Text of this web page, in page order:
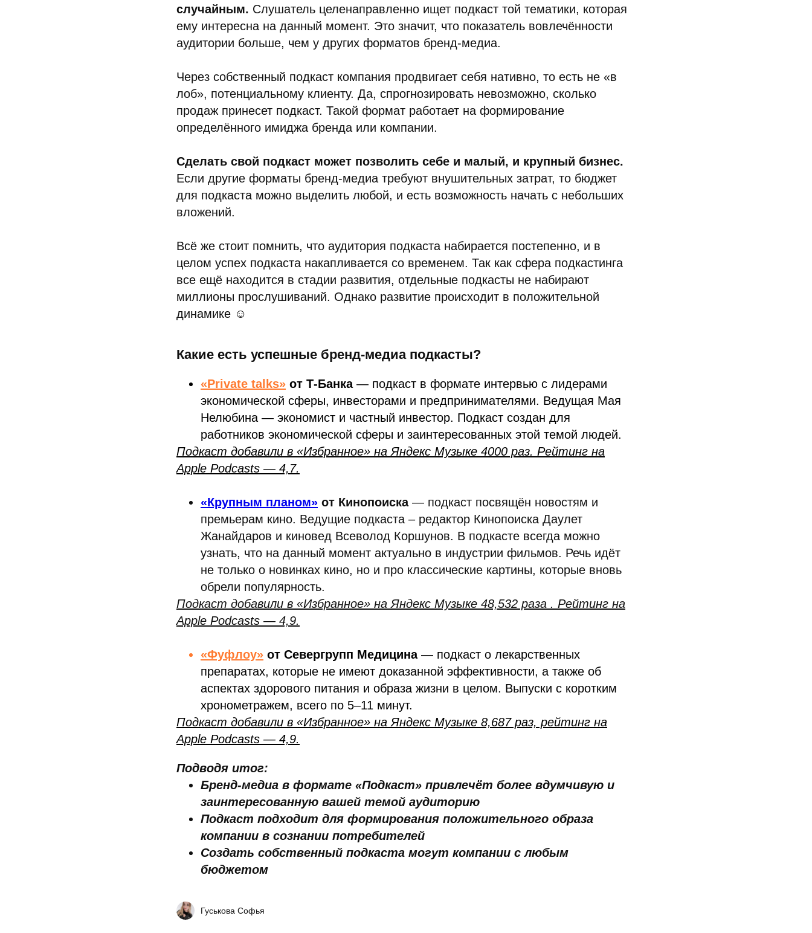
случайным. Слушатель целенаправленно ищет подкаст той тематики, которая
ему интересна на данный момент. Это значит, что показатель вовлечённости
аудитории больше, чем у других форматов бренд-медиа.
Через собственный подкаст компания продвигает себя нативно, то есть не «в
лоб», потенциальному клиенту. Да, спрогнозировать невозможно, сколько
продаж принесет подкаст. Такой формат работает на формирование
определённого имиджа бренда или компании.
Сделать свой подкаст может позволить себе и малый, и крупный бизнес.
Если другие форматы бренд-медиа требуют внушительных затрат, то бюджет
для подкаста можно выделить любой, и есть возможность начать с небольших
вложений.
Всё же стоит помнить, что аудитория подкаста набирается постепенно, и в
целом успех подкаста накапливается со временем. Так как сфера подкастинга
все ещё находится в стадии развития, отдельные подкасты не набирают
миллионы прослушиваний. Однако развитие происходит в положительной
динамике ☺
Какие есть успешные бренд-медиа подкасты?
«Private talks» от Т-Банка— подкаст в формате интервью с лидерами
экономической сферы, инвесторами и предпринимателями. Ведущая Мая
Нелюбина — экономист и частный инвестор. Подкаст создан для
работников экономической сферы и заинтересованных этой темой людей.
Подкаст добавили в «Избранное» на Яндекс Музыке 4000 раз. Рейтинг на
Apple Podcasts — 4,7.
«Крупным планом» от Кинопоиска — подкаст посвящён новостям и
премьерам кино. Ведущие подкаста – редактор Кинопоиска Даулет
Жанайдаров и киновед Всеволод Коршунов. В подкасте всегда можно
узнать, что на данный момент актуально в индустрии фильмов. Речь идёт
не только о новинках кино, но и про классические картины, которые вновь
обрели популярность.
Подкаст добавили в «Избранное» на Яндекс Музыке 48,532 раза . Рейтинг на
Apple Podcasts — 4,9.
«Фуфлоу» от Севергрупп Медицина— подкаст о лекарственных
препаратах, которые не имеют доказанной эффективности, а также об
аспектах здорового питания и образа жизни в целом. Выпуски с коротким
хронометражем, всего по 5–11 минут.
Подкаст добавили в «Избранное» на Яндекс Музыке 8,687 раз, рейтинг на
Apple Podcasts — 4,9.
Подводя итог:
Бренд-медиа в формате «Подкаст» привлечёт более вдумчивую и
заинтересованную вашей темой аудиторию
Подкаст подходит для формирования положительного образа
компании в сознании потребителей
Создать собственный подкаста могут компании с любым
бюджетом
Гуськова Софья